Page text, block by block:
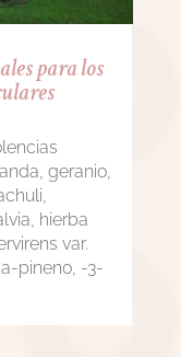
para los
geranio,
hierba
var.
pineno, -3-